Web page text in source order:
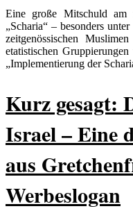
Eine große Mitschuld am
„Scharia“ – besonders
zeitgenössischen
etatistischen
„Implementierung der
Kurz gesagt:
Israel – Eine
aus
Werbeslogan